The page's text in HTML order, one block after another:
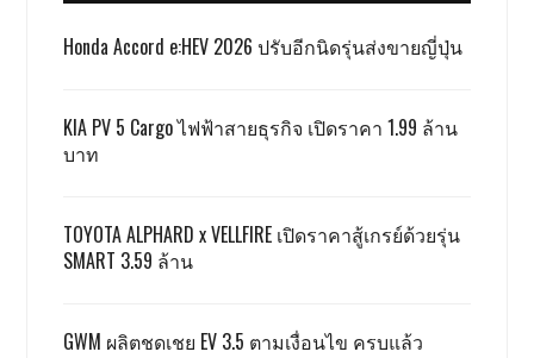
Honda Accord e:HEV 2026 ปรับอีกนิดรุ่นส่งขายญี่ปุ่น
KIA PV 5 Cargo ไฟฟ้าสายธุรกิจ เปิดราคา 1.99 ล้าน
บาท
TOYOTA ALPHARD x VELLFIRE เปิดราคาสู้เกรย์ด้วยรุ่น
SMART 3.59 ล้าน
GWM ผลิตชดเชย EV 3.5 ตามเงื่อนไข ครบแล้ว